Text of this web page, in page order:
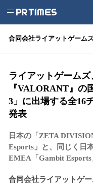
合同会社ライアットゲーム
ライアットゲーム
『VALORANT』の
3」に出場する全16
発表
日本の「ZETA
Esports」と、同じく日
EMEA「Gambit
合同会社ライアットゲ